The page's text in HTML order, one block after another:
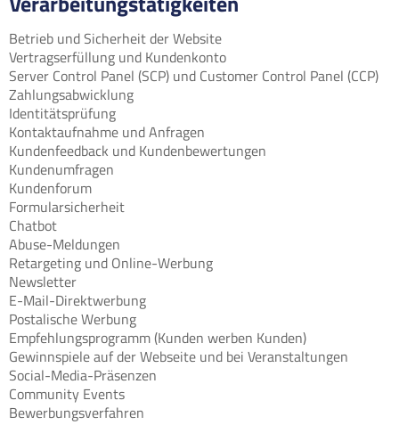
Betrieb und Sicherheit der Website
Vertragserfüllung und Kundenkonto
Server Control Panel (SCP) und Customer Control Panel (CCP)
Zahlungsabwicklung
Identitätsprüfung
Kontaktaufnahme und Anfragen
Kundenfeedback und Kundenbewertungen
Kundenumfragen
Kundenforum
Formularsicherheit
Chatbot
Abuse-Meldungen
Retargeting und Online-Werbung
Newsletter
E-Mail-Direktwerbung
Postalische Werbung
Empfehlungsprogramm (Kunden werben Kunden)
Gewinnspiele auf der Webseite und bei Veranstaltungen
Social-Media-Präsenzen
Community Events
Bewerbungsverfahren